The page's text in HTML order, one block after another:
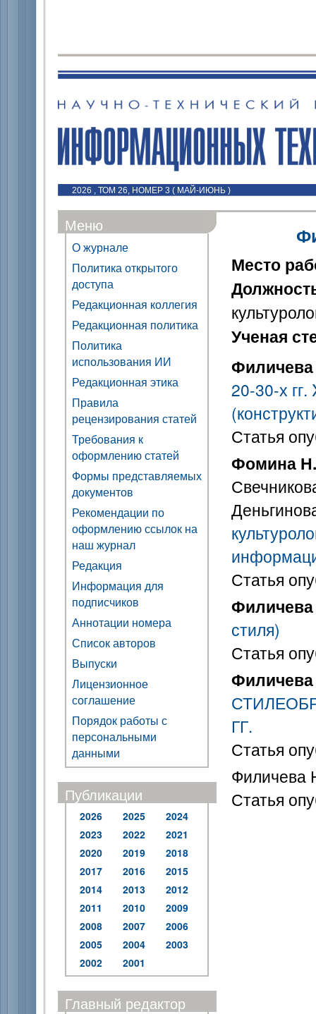
2026 , ТОМ 26, НОМЕР 3 ( МАЙ-ИЮНЬ )
Меню
О журнале
Политика открытого
доступа
Редакционная коллегия
Редакционная политика
Политика
использования ИИ
Редакционная этика
Правила
рецензирования статей
Требования к
оформлению статей
Формы представляемых
документов
Рекомендации по
оформлению ссылок на
наш журнал
Редакция
Информация для
подписчиков
Аннотации номера
Список авторов
Выпуски
Лицензионное
соглашение
Порядок работы с
персональными
данными
Публикации
2026 2025
2024
2023
2022
2021
2020
2019
2018
2017
2016
2015
2014
2013
2012
2011
2010
2009
2008
2007
2006
2005
2004
2003
2002
2001
Главный редактор
Место
Ученая
20-30-х
Статья
Фомина
Статья
стиля)
Статья
ГГ.
Статья
Филичева
Статья